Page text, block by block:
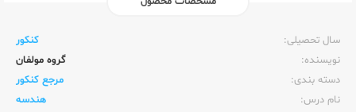
سال تحصیلی:‌
کنکور
نویسنده:‌
گروه مولفان
دسته بندی:
مرجع کنکور
نام درس:
هندسه